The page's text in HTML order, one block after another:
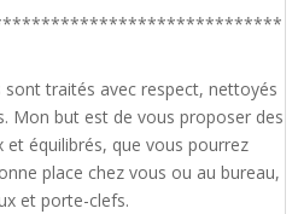
traités avec respect, nettoyés
Mon but est de vous proposer des
équilibrés, que vous pourrez
place chez vous ou au bureau,
et porte-clefs.